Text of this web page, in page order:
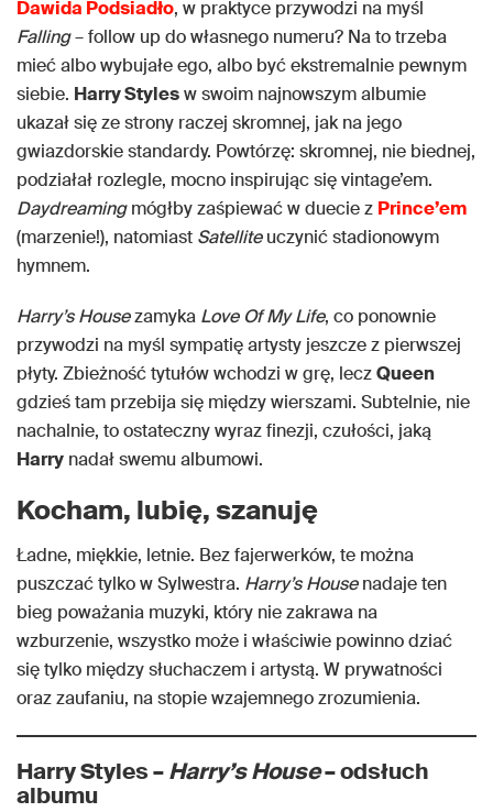
Dawida Podsiadło, w praktyce przywodzi na myśl
Falling– follow up do własnego numeru? Na to trzeba
mieć albo wybujałe ego, albo być ekstremalnie pewnym
siebie. Harry Stylesw swoim najnowszym albumie
ukazał się ze strony raczej skromnej, jak na jego
gwiazdorskie standardy. Powtórzę: skromnej, nie biednej,
podziałał rozlegle, mocno inspirując się vintage’em.
Daydreamingmógłby zaśpiewać w duecie z Prince’em
(marzenie!), natomiast Satelliteuczynić stadionowym
hymnem.
Harry’s Housezamyka Love Of My Life, co ponownie
przywodzi na myśl sympatię artysty jeszcze z pierwszej
płyty. Zbieżność tytułów wchodzi w grę, leczQueen
gdzieś tam przebija się między wierszami. Subtelnie, nie
nachalnie, to ostateczny wyraz finezji, czułości, jaką
Harry nadał swemu albumowi.
Kocham, lubię, szanuję
Ładne, miękkie, letnie. Bez fajerwerków, te można
puszczać tylko w Sylwestra. Harry’s Housenadaje ten
bieg poważania muzyki, który nie zakrawa na
wzburzenie, wszystko może i właściwie powinno dziać
się tylko między słuchaczem i artystą. W prywatności
oraz zaufaniu, na stopie wzajemnego zrozumienia.
Harry Styles –Harry’s House– odsłuch
albumu